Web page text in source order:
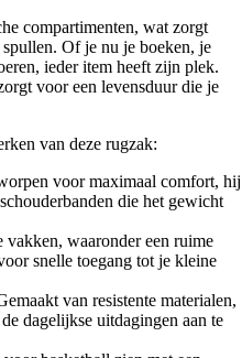
compartimenten, wat zorgt
Of je nu je boeken, je
ieder item heeft zijn plek.
voor een levensduur die je
van deze rugzak:
voor maximaal comfort, hij
die het gewicht
vakken, waaronder een ruime
snelle toegang tot je kleine
van resistente materialen,
dagelijkse uitdagingen aan te